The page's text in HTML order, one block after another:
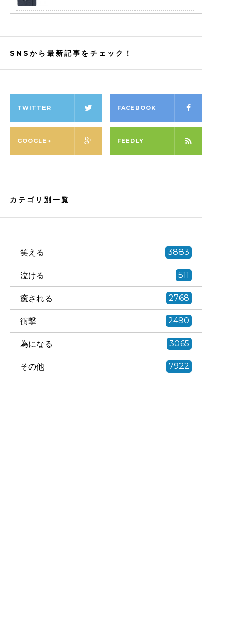
SNSから最新記事をチェック！
TWITTER FACEBOOK
GOOGLE+ FEEDLY
カテゴリ別一覧
笑える 3883
泣ける 511
癒される 2768
衝撃 2490
為になる 3065
その他 7922